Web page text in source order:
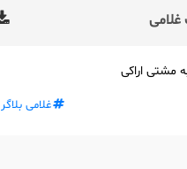
مشتی اراکی
غلامی بلاگر